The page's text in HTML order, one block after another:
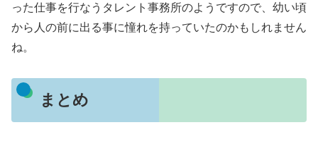
った仕事を行なうタレント事務所のようですので、幼い頃
から人の前に出る事に憧れを持っていたのかもしれません
ね。
まとめ